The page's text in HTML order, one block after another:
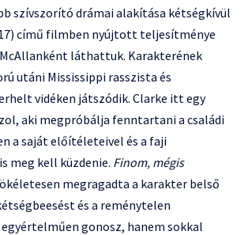
szívszorító drámai alakítása kétségkívül
című filmben nyújtott teljesítménye
láthattuk. Karakterének
utáni Mississippi rasszista és
vidéken játszódik. Clarke itt egy
aki megpróbálja fenntartani a családi
a saját előítéleteivel és a faji
meg kell küzdenie. Finom, mégis
megragadta a karakter belső
és a reménytelen
gonosz, hanem sokkal